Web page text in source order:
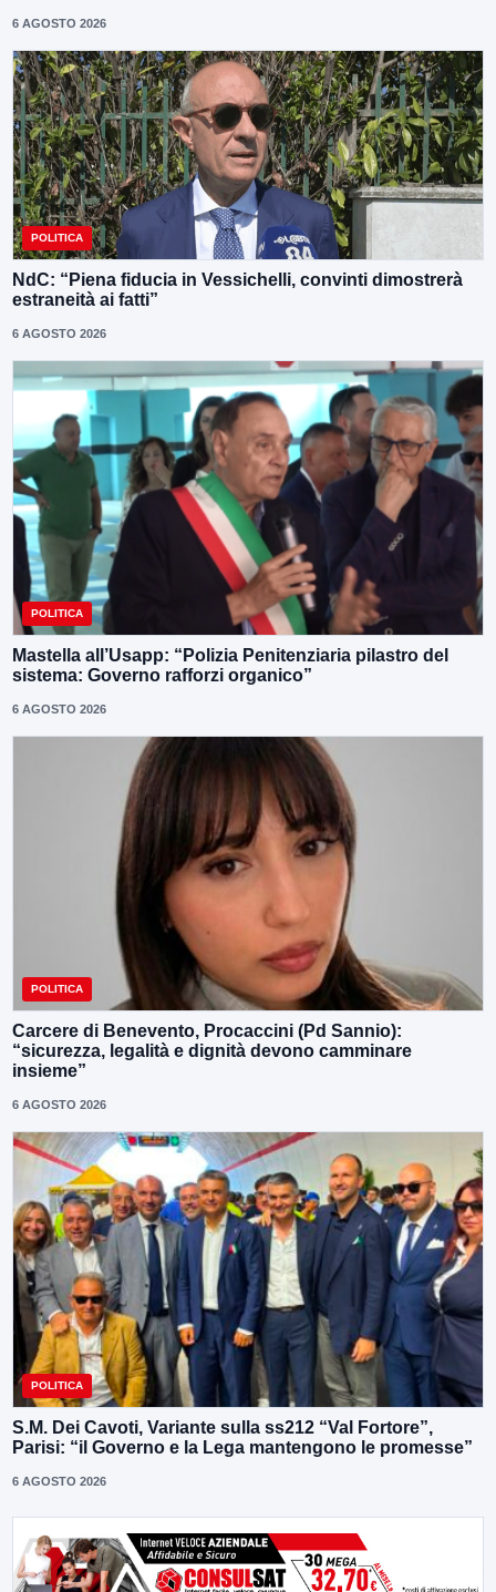
6 AGOSTO 2026
POLITICA
NdC: “Piena fiducia in Vessichelli, convinti dimostrerà
estraneità ai fatti”
6 AGOSTO 2026
POLITICA
Mastella all’Usapp: “Polizia Penitenziaria pilastro del
sistema: Governo rafforzi organico”
6 AGOSTO 2026
POLITICA
Carcere di Benevento, Procaccini (Pd Sannio):
“sicurezza, legalità e dignità devono camminare
insieme”
6 AGOSTO 2026
POLITICA
S.M. Dei Cavoti, Variante sulla ss212 “Val Fortore”,
Parisi: “il Governo e la Lega mantengono le promesse”
6 AGOSTO 2026